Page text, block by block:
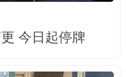
今日起停牌